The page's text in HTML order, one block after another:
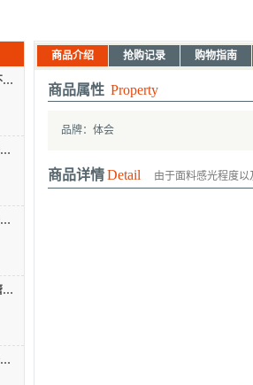
体会 底裤 2018 不分季节 内裤 NP1804
体会 内衣 不分季节 塑身衣 WSL1213
体会 内衣 不分季节 精品文胸 TW9025
体会 内衣 秋冬 蕾丝文胸 BS1341
体会 2018 不分季节 少女文胸 BQ1804
商品介绍 抢购记录 购物指南
商品属性 Property
品牌：体会
商品详情Detail 由于面料感光程度